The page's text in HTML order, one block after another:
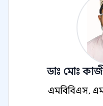
ডাঃ মোঃ
এমবিবিএস,